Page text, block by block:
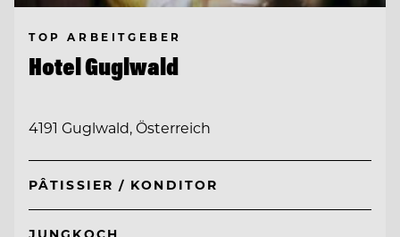
TOP ARBEITGEBER
Hotel Guglwald
4191 Guglwald, Österreich
PÂTISSIER / KONDITOR